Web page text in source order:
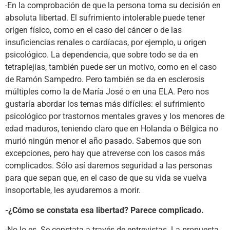
-En la comprobación de que la persona toma su decisión en
absoluta libertad. El sufrimiento intolerable puede tener
origen físico, como en el caso del cáncer o de las
insuficiencias renales o cardíacas, por ejemplo, u origen
psicológico. La dependencia, que sobre todo se da en
tetraplejias, también puede ser un motivo, como en el caso
de Ramón Sampedro. Pero también se da en esclerosis
múltiples como la de María José o en una ELA. Pero nos
gustaría abordar los temas más difíciles: el sufrimiento
psicológico por trastornos mentales graves y los menores de
edad maduros, teniendo claro que en Holanda o Bélgica no
murió ningún menor el año pasado. Sabemos que son
excepciones, pero hay que atreverse con los casos más
complicados. Sólo así daremos seguridad a las personas
para que sepan que, en el caso de que su vida se vuelva
insoportable, les ayudaremos a morir.
-¿Cómo se constata esa libertad? Parece complicado.